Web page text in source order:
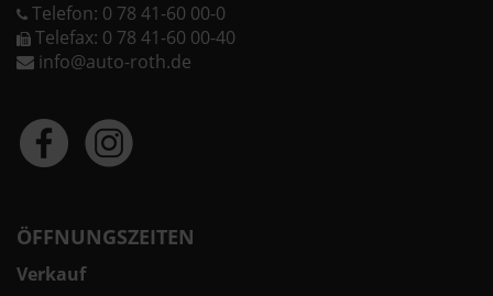
Telefon: 0 78 41-60 00-0
Telefax: 0 78 41-60 00-40
info@auto-roth.de
ÖFFNUNGSZEITEN
Verkauf